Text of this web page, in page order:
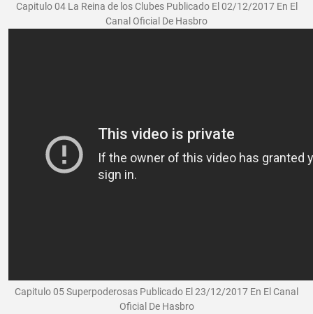
Capitulo 04 La Reina de los Clubes Publicado El 02/12/2017 En El
Canal Oficial De Hasbro
Capitulo 05 Superpoderosas Publicado El 23/12/2017 En El Canal
Oficial De Hasbro